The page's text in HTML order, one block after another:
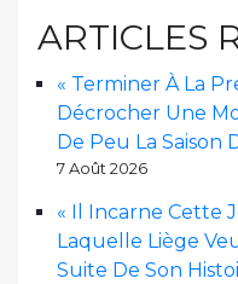
ARTICLES
« Terminer À La
Décrocher Une
De Peu La Saison
7 Août 2026
« Il Incarne Cette
Laquelle Liège
Suite De Son